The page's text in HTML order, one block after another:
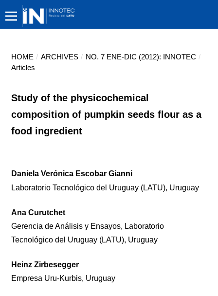
HOME / ARCHIVES / NO. 7 ENE-DIC (2012): INNOTEC /
Articles
Study of the physicochemical
composition of pumpkin seeds flour as a
food ingredient
Daniela Verónica Escobar Gianni
Laboratorio Tecnológico del Uruguay (LATU), Uruguay
Ana Curutchet
Gerencia de Análisis y Ensayos, Laboratorio
Tecnológico del Uruguay (LATU), Uruguay
Heinz Zirbesegger
Empresa Uru-Kurbis, Uruguay